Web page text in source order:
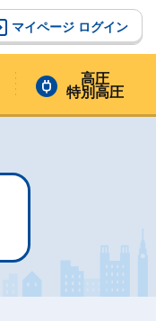
マイページ ログイン
高圧
特別高圧